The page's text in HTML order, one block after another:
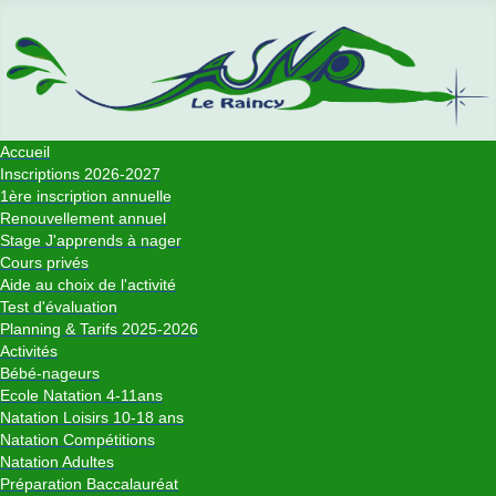
Accueil
Inscriptions 2026-2027
1ère inscription annuelle
Renouvellement annuel
Stage J'apprends à nager
Cours privés
Aide au choix de l'activité
Test d'évaluation
Planning & Tarifs 2025-2026
Activités
Bébé-nageurs
Ecole Natation 4-11ans
Natation Loisirs 10-18 ans
Natation Compétitions
Natation Adultes
Préparation Baccalauréat